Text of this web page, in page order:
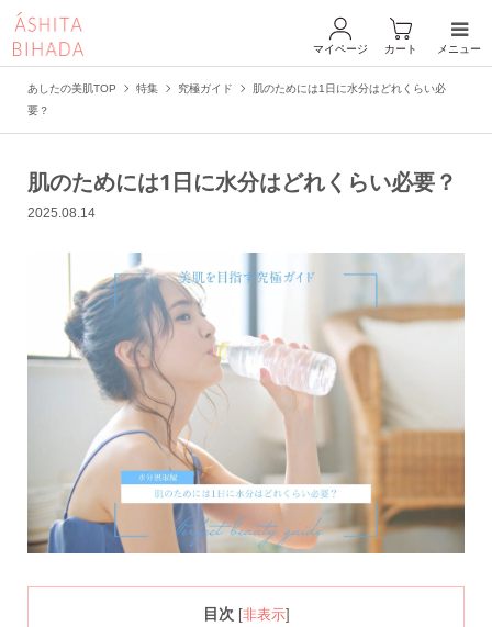
マイページ カート メニュー
あしたの美肌TOP 特集 究極ガイド
肌のためには1日に水分はどれくらい必
要？
肌のためには1日に水分はどれくらい必要？
2025.08.14
目次 [非表示]